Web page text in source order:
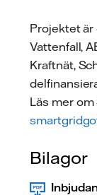
Projektet
Vattenfall,
Kraftnät,
Läs mer
Bilagor